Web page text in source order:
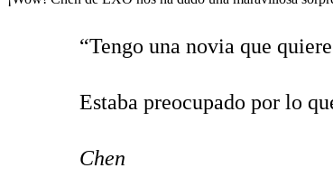
“Tengo una novia que
Estaba preocupado por lo
Chen